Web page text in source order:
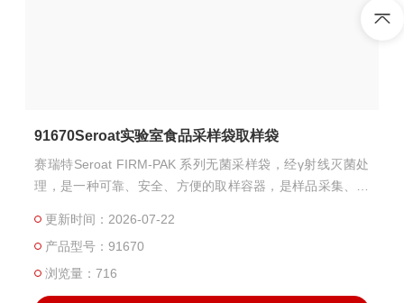
91670Seroat实验室食品采样袋取样袋
赛瑞特Seroat FIRM-PAK 系列无菌采样袋，经γ射线灭菌处
理，是一种可靠、安全、方便的取样容器，是样品采集、储
染，适用于多种行业的样品采集，例如液体、粉末、颗粒、
酱料等产品。Seroat实验室食品采样袋取样袋
更新时间：2026-07-22
产品型号：91670
浏览量：716